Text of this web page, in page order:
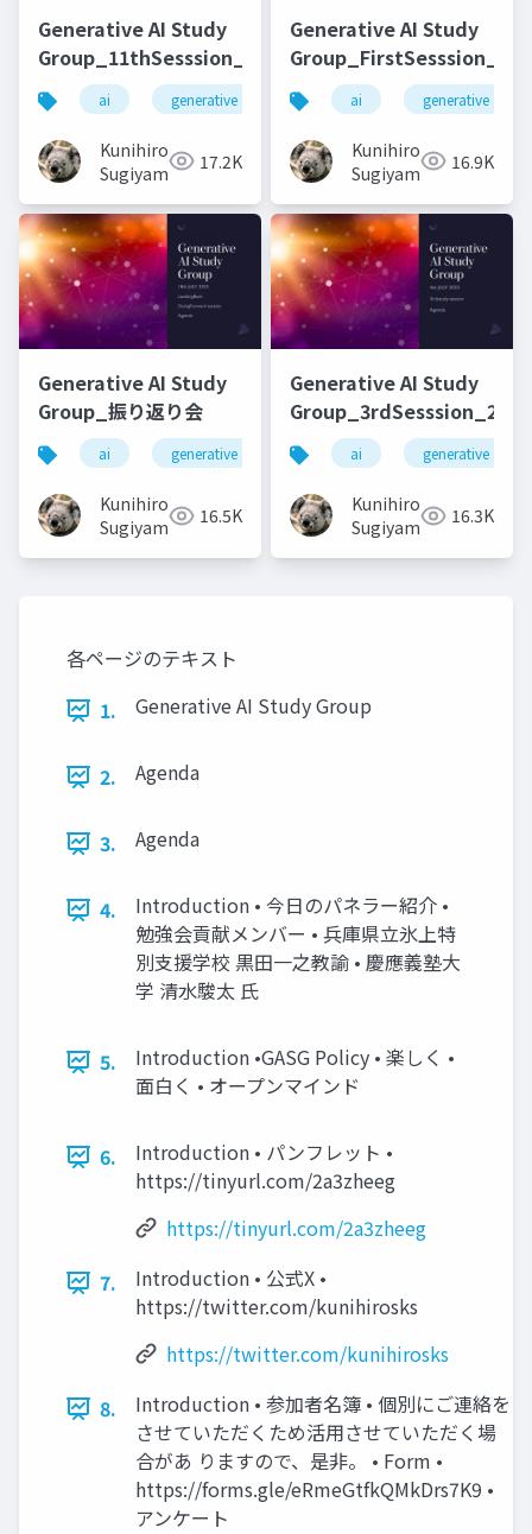
Generative AI Study
Group_11thSesssion_20231114
ai generative ai machine learning deep
Kunihiro
Sugiyama
17.2K
Generative AI Study
ai generative ai
Kunihiro
Sugiyama
16.9K
Generative AI Study
Group_振り返り会
ai generative ai machine learning deep
Kunihiro
Sugiyama
16.5K
Generative AI Study
ai generative ai
Kunihiro
Sugiyama
16.3K
各ページのテキスト
1.
Generative AI Study Group
2. Agenda
3. Agenda
4.
Introduction • 今日のパネラー紹介 •
勉強会貢献メンバー • 兵庫県立氷上特
別支援学校 黒田一之教諭 • 慶應義塾大
学 清水駿太 氏
5.
Introduction •GASG Policy • 楽しく •
面白く • オープンマインド
6.
Introduction • パンフレット •
https://tinyurl.com/2a3zheeg
https://tinyurl.com/2a3zheeg
7.
Introduction • 公式X •
https://twitter.com/kunihirosks
https://twitter.com/kunihirosks
8.
Introduction • 参加者名簿 • 個別にご連絡を
させていただくため活用させていただく場
合があ りますので、是非。 • Form •
https://forms.gle/eRmeGtfkQMkDrs7K9 •
アンケート